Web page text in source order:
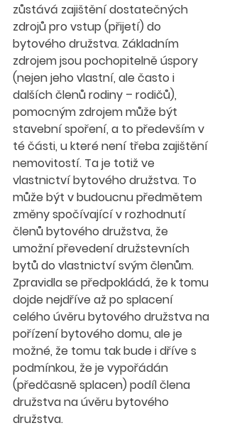
zůstává zajištění dostatečných
zdrojů pro vstup (přijetí) do
bytového družstva. Základním
zdrojem jsou pochopitelně úspory
(nejen jeho vlastní, ale často i
dalších členů rodiny – rodičů),
pomocným zdrojem může být
stavební spoření, a to především v
té části, u které není třeba zajištění
nemovitostí. Ta je totiž ve
vlastnictví bytového družstva. To
může být v budoucnu předmětem
změny spočívající v rozhodnutí
členů bytového družstva, že
umožní převedení družstevních
bytů do vlastnictví svým členům.
Zpravidla se předpokládá, že k tomu
dojde nejdříve až po splacení
celého úvěru bytového družstva na
pořízení bytového domu, ale je
možné, že tomu tak bude i dříve s
podmínkou, že je vypořádán
(předčasně splacen) podíl člena
družstva na úvěru bytového
družstva.